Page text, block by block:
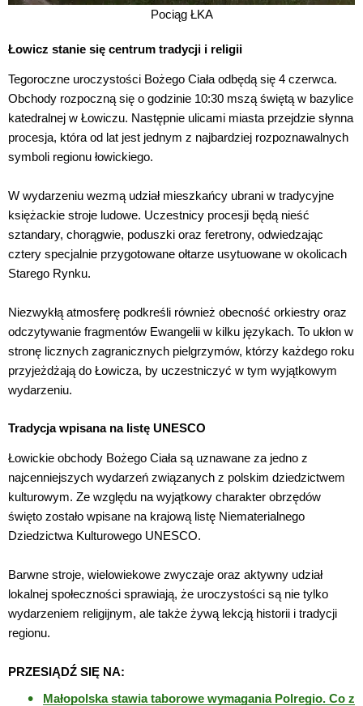
Pociąg ŁKA
Łowicz stanie się centrum tradycji i religii
Tegoroczne uroczystości Bożego Ciała odbędą się 4 czerwca.
Obchody rozpoczną się o godzinie 10:30 mszą świętą w bazylice
katedralnej w Łowiczu. Następnie ulicami miasta przejdzie słynna
procesja, która od lat jest jednym z najbardziej rozpoznawalnych
symboli regionu łowickiego.
W wydarzeniu wezmą udział mieszkańcy ubrani w tradycyjne
księżackie stroje ludowe. Uczestnicy procesji będą nieść
sztandary, chorągwie, poduszki oraz feretrony, odwiedzając
cztery specjalnie przygotowane ołtarze usytuowane w okolicach
Starego Rynku.
Niezwykłą atmosferę podkreśli również obecność orkiestry oraz
odczytywanie fragmentów Ewangelii w kilku językach. To ukłon w
stronę licznych zagranicznych pielgrzymów, którzy każdego roku
przyjeżdżają do Łowicza, by uczestniczyć w tym wyjątkowym
wydarzeniu.
Tradycja wpisana na listę UNESCO
Łowickie obchody Bożego Ciała są uznawane za jedno z
najcenniejszych wydarzeń związanych z polskim dziedzictwem
kulturowym. Ze względu na wyjątkowy charakter obrzędów
święto zostało wpisane na krajową listę Niematerialnego
Dziedzictwa Kulturowego UNESCO.
Barwne stroje, wielowiekowe zwyczaje oraz aktywny udział
lokalnej społeczności sprawiają, że uroczystości są nie tylko
wydarzeniem religijnym, ale także żywą lekcją historii i tradycji
regionu.
PRZESIĄDŹ SIĘ NA:
Małopolska stawia taborowe wymagania Polregio. Co z